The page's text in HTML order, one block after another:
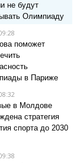
не будут
Олимпиаду
поможет
в Париже
в Молдове
стратегия
спорта до 2030